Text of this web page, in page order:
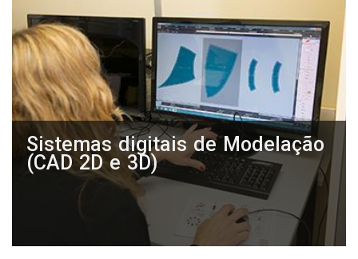
Sistemas digitais de Modelação
(CAD 2D e 3D)